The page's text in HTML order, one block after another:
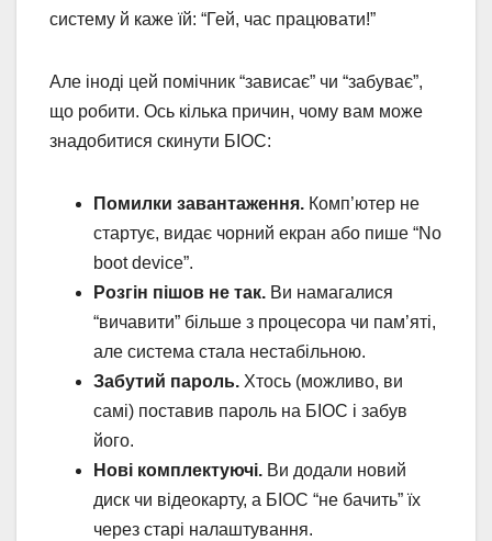
систему й каже їй: “Гей, час працювати!”
Але іноді цей помічник “зависає” чи “забуває”,
що робити. Ось кілька причин, чому вам може
знадобитися скинути БІОС:
Помилки завантаження. Комп’ютер не
стартує, видає чорний екран або пише “No
boot device”.
Розгін пішов не так. Ви намагалися
“вичавити” більше з процесора чи пам’яті,
але система стала нестабільною.
Забутий пароль. Хтось (можливо, ви
самі) поставив пароль на БІОС і забув
його.
Нові комплектуючі. Ви додали новий
диск чи відеокарту, а БІОС “не бачить” їх
через старі налаштування.